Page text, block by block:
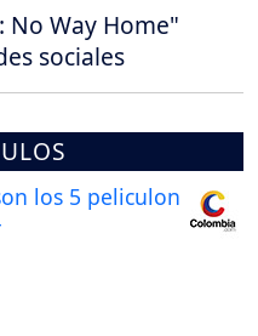
No Way Home"
sociales